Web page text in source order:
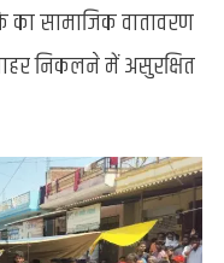
सामाजिक वातावरण
निकलने में असुरक्षित